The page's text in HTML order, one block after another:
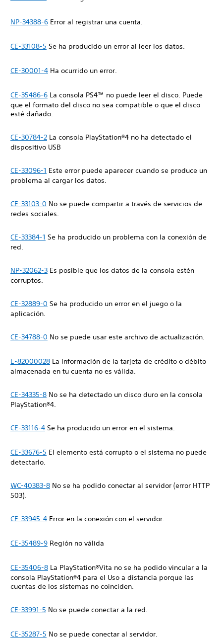
NP-34388-6 Error al registrar una cuenta.
CE-33108-5 Se ha producido un error al leer los datos.
CE-30001-4 Ha ocurrido un error.
CE-35486-6 La consola PS4™ no puede leer el disco. Puede
que el formato del disco no sea compatible o que el disco
esté dañado.
CE-30784-2 La consola PlayStation®4 no ha detectado el
dispositivo USB
CE-33096-1 Este error puede aparecer cuando se produce un
problema al cargar los datos.
CE-33103-0 No se puede compartir a través de servicios de
redes sociales.
CE-33384-1 Se ha producido un problema con la conexión de
red.
NP-32062-3 Es posible que los datos de la consola estén
corruptos.
CE-32889-0 Se ha producido un error en el juego o la
aplicación.
CE-34788-0 No se puede usar este archivo de actualización.
E-82000028 La información de la tarjeta de crédito o débito
almacenada en tu cuenta no es válida.
CE-34335-8 No se ha detectado un disco duro en la consola
PlayStation®4.
CE-33116-4 Se ha producido un error en el sistema.
CE-33676-5 El elemento está corrupto o el sistema no puede
detectarlo.
WC-40383-8 No se ha podido conectar al servidor (error HTTP
503).
CE-33945-4 Error en la conexión con el servidor.
CE-35489-9 Región no válida
CE-35406-8 La PlayStation®Vita no se ha podido vincular a la
consola PlayStation®4 para el Uso a distancia porque las
cuentas de los sistemas no coinciden.
CE-33991-5 No se puede conectar a la red.
CE-35287-5 No se puede conectar al servidor.